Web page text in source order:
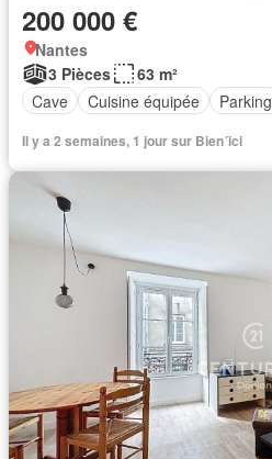
200 000 €
Nantes
3 Pièces
63 m²
Cave
Cuisine équipée Parking
Il y a 2 semaines, 1 jour sur Bien´ici